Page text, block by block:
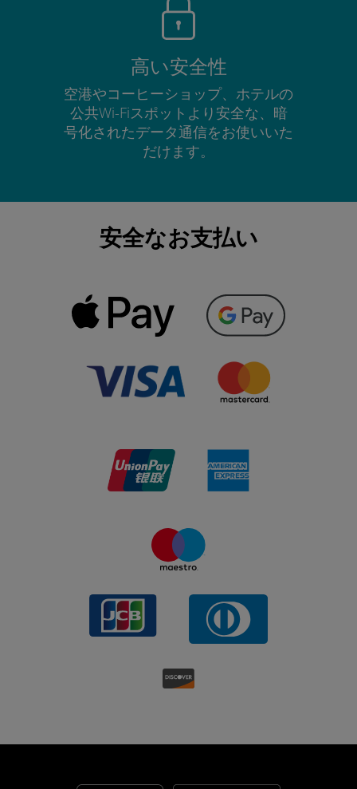
高い安全性
空港やコーヒーショップ、ホテルの
公共Wi-Fiスポットより安全な、暗
号化されたデータ通信をお使いいた
だけます。
安全なお支払い